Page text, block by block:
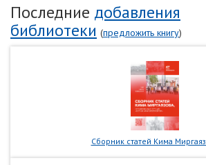
Последние добавления
библиотеки (предложить книгу)
Сборник статей Кима